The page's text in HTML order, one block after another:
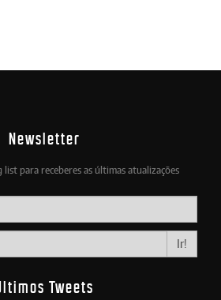
Newsletter
list para receberes as últimas atualizações
Ir!
Tweets